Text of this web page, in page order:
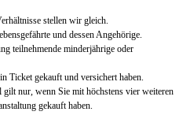
stellen wir gleich.
und dessen Angehörige.
teilnehmende minderjährige oder
Ticket gekauft und versichert haben.
nur, wenn Sie mit höchstens vier weiteren
gekauft haben.